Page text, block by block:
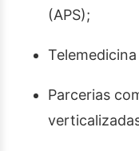
(APS);
Parcerias